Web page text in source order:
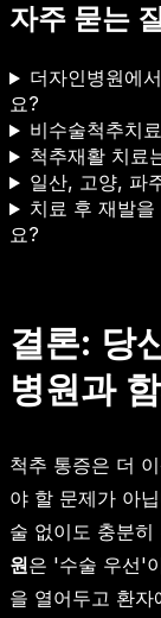
자주 묻는
더자인병원에
요?
비수술척추치
척추재활 치료
일산, 고양, 파
치료 후 재발
요?
결론: 당
병원과
척추 통증은 더
야 할 문제가 아
술 없이도 충분
원은 '수술 우선'
을 열어두고 환